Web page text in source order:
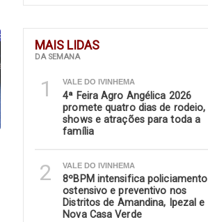
MAIS LIDAS
DA SEMANA
1 VALE DO IVINHEMA
4ª Feira Agro Angélica 2026
promete quatro dias de rodeio,
shows e atrações para toda a
família
2 VALE DO IVINHEMA
8ºBPM intensifica policiamento
ostensivo e preventivo nos
Distritos de Amandina, Ipezal e
Nova Casa Verde